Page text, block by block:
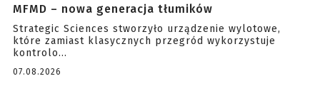
MFMD – nowa generacja tłumików
Strategic Sciences stworzyło urządzenie wylotowe,
które zamiast klasycznych przegród wykorzystuje
kontrolo...
07.08.2026